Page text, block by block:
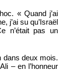
« Quand j’ai
j’ai su qu’Israël
n’était pas un
dans deux mois.
– en l’honneur